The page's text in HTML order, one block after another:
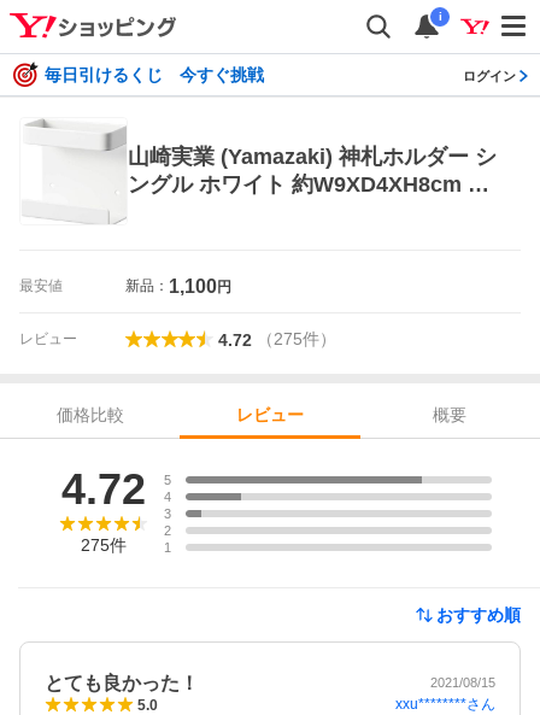
i
毎日引けるくじ 今すぐ挑戦 ログイン
山崎実業 (Yamazaki) 神札ホルダー シ
ングル ホワイト 約W9XD4XH8cm タ
最安値 新品： 1,100円
レビュー 4.72 （275件）
価格比較 レビュー
概要
4.72
275件
5
4
3
2
1
おすすめ順
とても良かった！ 2021/08/15
5.0 xxu********さん